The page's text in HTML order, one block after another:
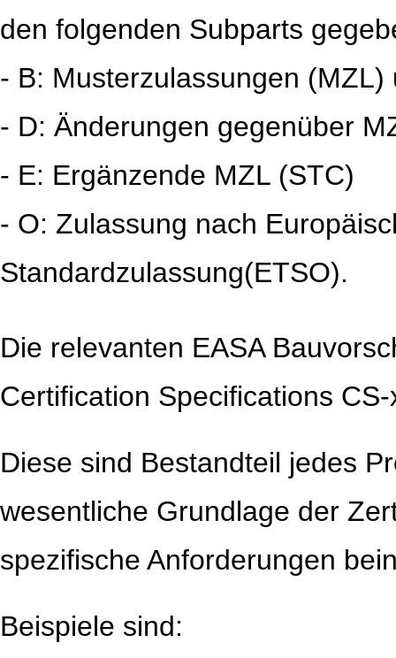
den folgenden Subparts
- B: Musterzulassungen
- D: Änderungen gegenüber
- E: Ergänzende MZL (STC)
- O: Zulassung nach
Standardzulassung(ETSO).
Die relevanten EASA
Certification Specifications
Diese sind Bestandteil jedes
wesentliche Grundlage der
spezifische Anforderungen
Beispiele sind: